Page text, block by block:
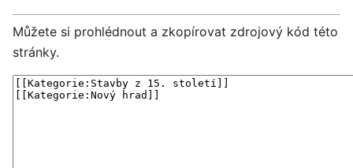
Můžete si prohlédnout a zkopírovat zdrojový kód této
stránky.